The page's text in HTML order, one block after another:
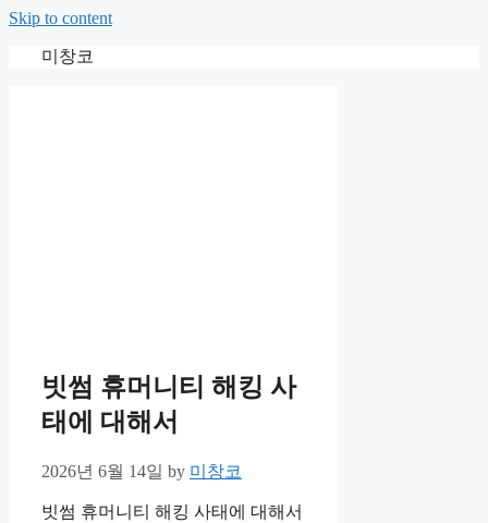
Skip to content
미창코
빗썸 휴머니티 해킹 사
태에 대해서
2026년 6월 14일 by 미창코
빗썸 휴머니티 해킹 사태에 대해서